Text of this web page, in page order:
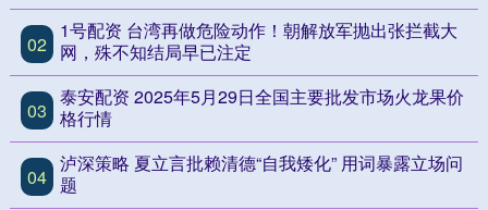
02
1号配资 台湾再做危险动作！朝解放军抛出张拦截大
网，殊不知结局早已注定
03
泰安配资 2025年5月29日全国主要批发市场火龙果价
格行情
04
泸深策略 夏立言批赖清德“自我矮化” 用词暴露立场问
题